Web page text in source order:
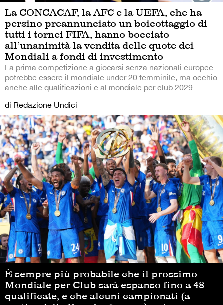
La CONCACAF, la AFC e la UEFA, che ha
persino preannunciato un boicottaggio di
tutti i tornei FIFA, hanno bocciato
all’unanimità la vendita delle quote dei
Mondiali a fondi di investimento
La prima competizione a giocarsi senza nazionali europee
potrebbe essere il mondiale under 20 femminile, ma occhio
anche alle qualificazioni e al mondiale per club 2029
di Redazione Undici
È sempre più probabile che il prossimo
Mondiale per Club sarà espanso fino a 48
qualificate, e che alcuni campionati (a